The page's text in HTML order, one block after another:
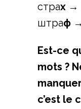
страх →
штраф
Est-ce
mots ?
c’est le